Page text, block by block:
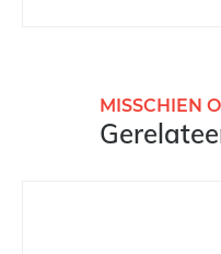
MISSCHIEN